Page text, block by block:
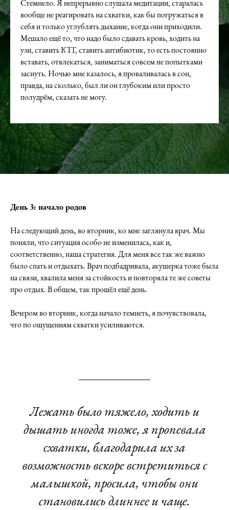
Стемнело. Я непрерывно слушала медитации, старалась
вообще не реагировать на схватки, как бы погружаться в
себя и только углублять дыхание, когда они приходили.
Мешало ещё то, что надо было сдавать кровь, ходить на
узи, ставить КТГ, ставить антибиотик, то есть постоянно
вставать, отвлекаться, заниматься совсем не попытками
заснуть. Ночью мне казалось, я проваливалась в сон,
правда, на сколько, был ли он глубоким или просто
полудрём, сказать не могу.
День 3: начало родов
На следующий день, во вторник, ко мне заглянула врач. Мы
поняли, что ситуация особо не изменилась, как и,
соответственно, наша стратегия. Для меня все так же важно
было спать и отдыхать. Врач подбадривала, акушерка тоже была
на связи, хвалила меня за стойкость и повторяла те же советы
про отдых. В общем, так прошёл ещё день.
Вечером во вторник, когда начало темнеть, я почувствовала,
что по ощущениям схватки усиливаются.
Лежать было тяжело, ходить и
дышать иногда тоже, я пропевала
схватки, благодарила их за
возможность вскоре встретиться с
малышкой, просила, чтобы они
становились длиннее и чаще.